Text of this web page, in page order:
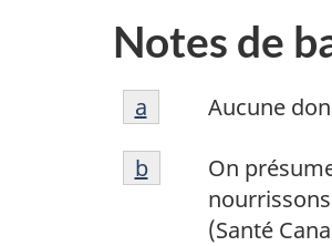
Notes de
Notes
de
bas
de
Aucune
Retour à la
a
Notes
de
On
(Santé
Retour à la
b